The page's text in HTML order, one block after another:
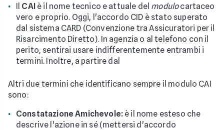
Il CAIè il nome tecnico e attuale del modulocartaceo
vero e proprio. Oggi, l'accordo CID è stato superato
dal sistema CARD (Convenzione tra Assicuratori per il
Risarcimento Diretto). In agenzia o al telefono con il
perito, sentirai usare indifferentemente entrambi i
termini. Inoltre, a partire dal
Altri due termini che identificano sempre il modulo CAI
sono:
Constatazione Amichevole: è il nome esteso che
descrive l'azione in sé (mettersi d'accordo